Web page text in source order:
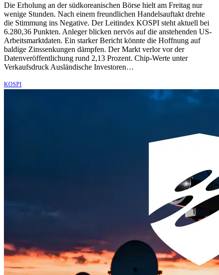
Die Erholung an der südkoreanischen Börse hielt am Freitag nur
wenige Stunden. Nach einem freundlichen Handelsauftakt drehte
die Stimmung ins Negative. Der Leitindex KOSPI steht aktuell bei
6.280,36 Punkten. Anleger blicken nervös auf die anstehenden US-
Arbeitsmarktdaten. Ein starker Bericht könnte die Hoffnung auf
baldige Zinssenkungen dämpfen. Der Markt verlor vor der
Datenveröffentlichung rund 2,13 Prozent. Chip-Werte unter
Verkaufsdruck Ausländische Investoren…
KOSPI